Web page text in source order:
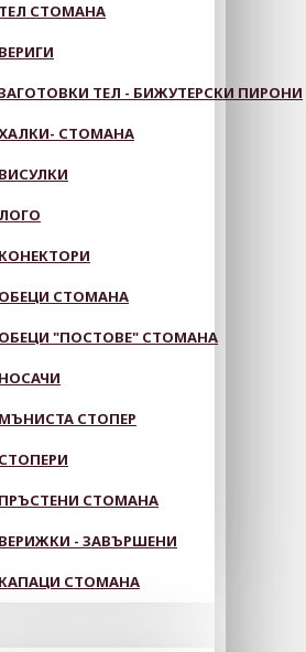
ТЕЛ СТОМАНА
ВЕРИГИ
ТЕЛ - БИЖУТЕРСКИ ПИРОНИ
СТОМАНА
ВИСУЛКИ
ЛОГО
КОНЕКТОРИ
ОБЕЦИ СТОМАНА
ОБЕЦИ "ПОСТОВЕ" СТОМАНА
НОСАЧИ
МЪНИСТА СТОПЕР
СТОПЕРИ
ПРЪСТЕНИ СТОМАНА
ВЕРИЖКИ - ЗАВЪРШЕНИ
КАПАЦИ СТОМАНА